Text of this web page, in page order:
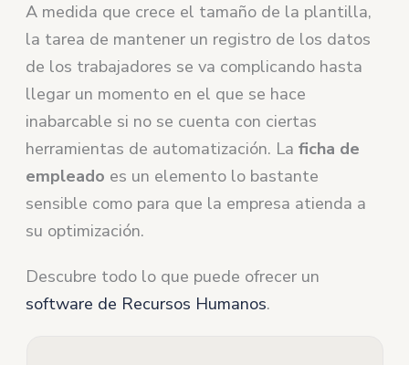
A medida que crece el tamaño de la plantilla,
la tarea de mantener un registro de los datos
de los trabajadores se va complicando hasta
llegar un momento en el que se hace
inabarcable si no se cuenta con ciertas
herramientas de automatización. Laficha de
empleado es un elemento lo bastante
sensible como para que la empresa atienda a
su optimización.
Descubre todo lo que puede ofrecer un
software de Recursos Humanos.